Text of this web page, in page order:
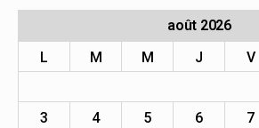
août 2026
L
M M J V
3
4 5 6 7